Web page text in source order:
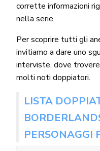
corrette informazioni
nella serie.
Per scoprire tutti gli
invitiamo a dare uno
interviste, dove
molti noti doppiatori.
LISTA
PERSONAGGI